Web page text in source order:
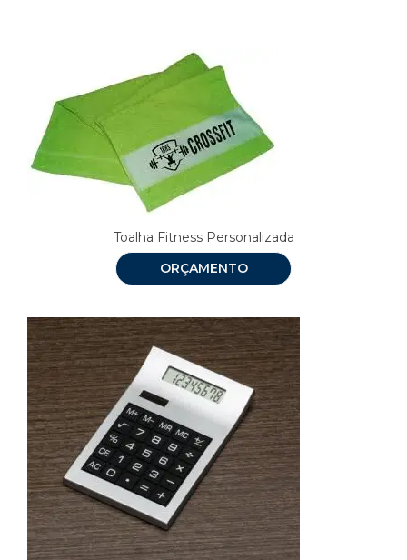
Toalha Fitness Personalizada
ORÇAMENTO